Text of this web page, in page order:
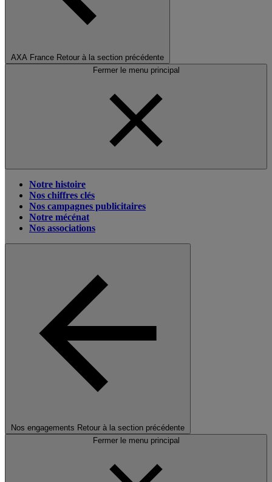
AXA France Retour à la section précédente
Fermer le menu principal
Notre histoire
Nos chiffres clés
Nos campagnes publicitaires
Notre mécénat
Nos associations
Nos engagements Retour à la section précédente
Fermer le menu principal